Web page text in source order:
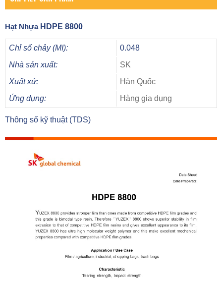
Hạt Nhựa HDPE 8800
Chỉ số chảy (MI):
0.048
Nhà sản xuất:
SK
Xuất xứ:
Hàn Quốc
Ứng dụng:
Hàng gia dụng
Thông số kỹ thuật (TDS)